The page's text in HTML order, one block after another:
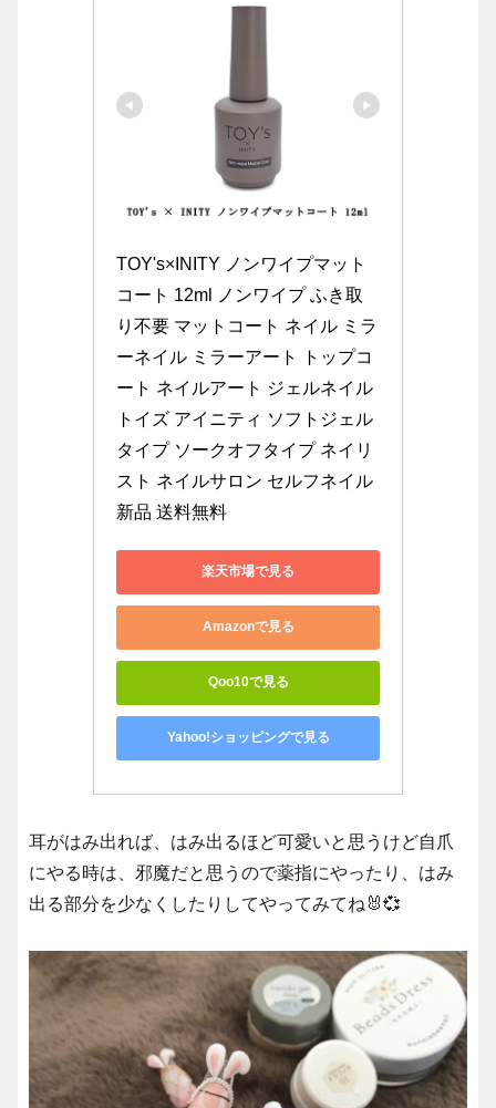
TOY's×INITY ノンワイプマット
コート 12ml ノンワイプ ふき取
り不要 マットコート ネイル ミラ
ーネイル ミラーアート トップコ
ート ネイルアート ジェルネイル
トイズ アイニティ ソフトジェル
タイプ ソークオフタイプ ネイリ
スト ネイルサロン セルフネイル
新品 送料無料
楽天市場で見る
Amazonで見る
Qoo10で見る
Yahoo!ショッピングで見る
耳がはみ出れば、はみ出るほど可愛いと思うけど自爪
にやる時は、邪魔だと思うので薬指にやったり、はみ
出る部分を少なくしたりしてやってみてね🐰💞